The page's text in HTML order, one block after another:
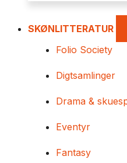
SKØNLITTERATUR
Folio Society
Digtsamlinger
Drama &
Eventyr
Fantasy